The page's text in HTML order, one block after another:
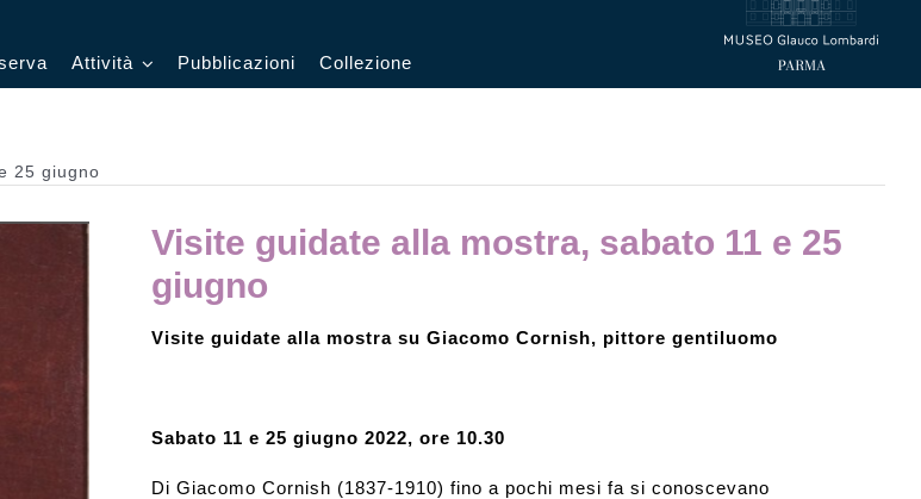
Attività
Didattica e visite
Rassegna stampa
Pubblicazioni Collezione
25 giugno
Visite guidate alla mostra, sabato 11 e 25
giugno
Visite guidate alla mostra su Giacomo Cornish, pittore gentiluomo
Sabato 11 e 25 giugno 2022, ore 10.30
Di Giacomo Cornish (1837-1910) fino a pochi mesi fa si conoscevano